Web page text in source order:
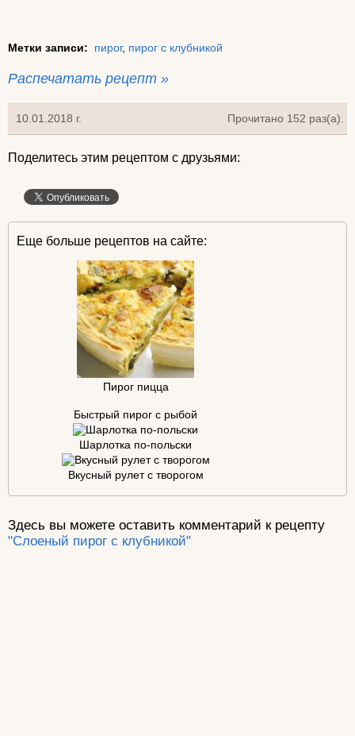
Метки записи: пирог, пирог с клубникой
Распечатать рецепт »
10.01.2018 г. Прочитано 152 раз(a).
Поделитесь этим рецептом с друзьями:
Еще больше рецептов на сайте:
Пирог пицца
Быстрый пирог с рыбой
Шарлотка по-польски
Вкусный рулет с творогом
Здесь вы можете оставить комментарий к рецепту
"Слоеный пирог с клубникой"